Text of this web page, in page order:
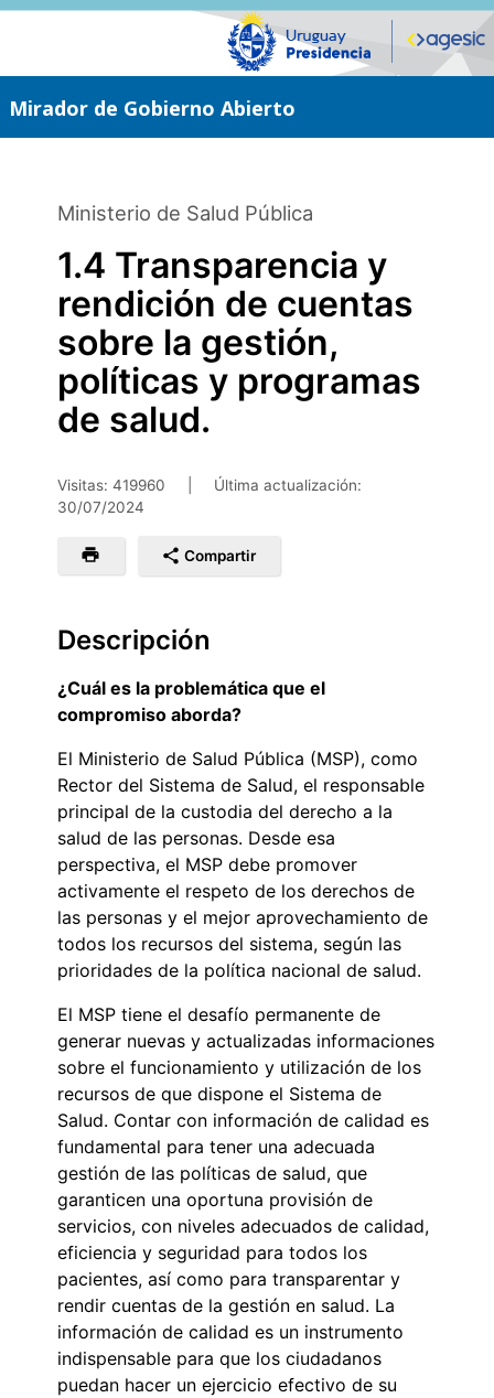
Saltar
Mirador de Gobierno Abierto
Ministerio de Salud Pública
1.4 Transparencia y
rendición de cuentas
sobre la gestión,
políticas y programas
de salud.
Visitas: 419960
Última actualización:
30/07/2024
Compartir
Descripción
¿Cuál es la problemática que el
compromiso aborda?
El Ministerio de Salud Pública (MSP), como
Rector del Sistema de Salud, el responsable
principal de la custodia del derecho a la
salud de las personas. Desde esa
perspectiva, el MSP debe promover
activamente el respeto de los derechos de
las personas y el mejor aprovechamiento de
todos los recursos del sistema, según las
prioridades de la política nacional de salud.
El MSP tiene el desafío permanente de
generar nuevas y actualizadas informaciones
sobre el funcionamiento y utilización de los
recursos de que dispone el Sistema de
Salud. Contar con información de calidad es
fundamental para tener una adecuada
gestión de las políticas de salud, que
garanticen una oportuna provisión de
servicios, con niveles adecuados de calidad,
eficiencia y seguridad para todos los
pacientes, así como para transparentar y
rendir cuentas de la gestión en salud. La
información de calidad es un instrumento
indispensable para que los ciudadanos
puedan hacer un ejercicio efectivo de su